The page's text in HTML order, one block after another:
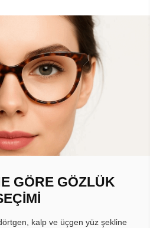
GÖRE GÖZLÜK
kalp ve üçgen yüz şekline